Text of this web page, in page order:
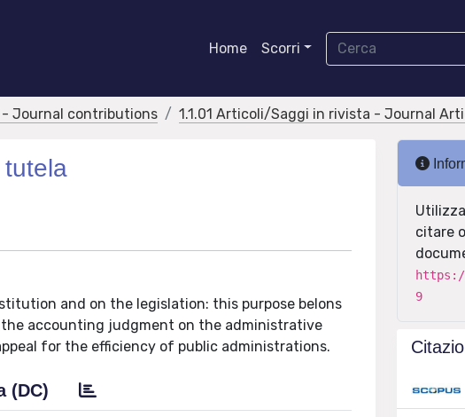
Home Scorri
- Journal contributions 1.1.01 Articoli/Saggi in rivista - Journal
and on the legislation: this purpose belons
accounting judgment on the administrative
for the efficiency of public administrations.
(DC)
citare
9